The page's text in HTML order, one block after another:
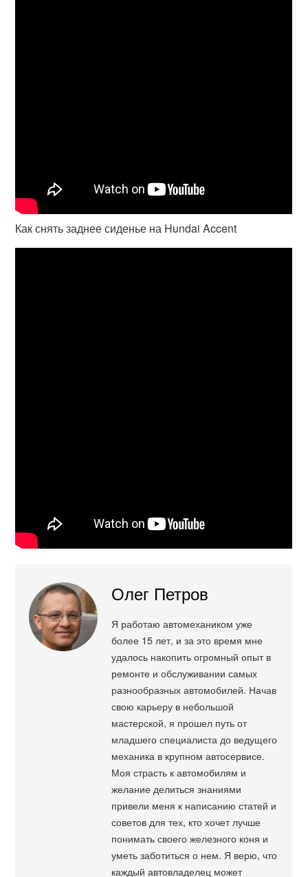
Как снять заднее сиденье на Hundai Accent
Олег Петров
Я работаю автомехаником уже
более 15 лет, и за это время мне
удалось накопить огромный опыт в
ремонте и обслуживании самых
разнообразных автомобилей. Начав
свою карьеру в небольшой
мастерской, я прошел путь от
младшего специалиста до ведущего
механика в крупном автосервисе.
Моя страсть к автомобилям и
желание делиться знаниями
привели меня к написанию статей и
советов для тех, кто хочет лучше
понимать своего железного коня и
уметь заботиться о нем. Я верю, что
каждый автовладелец может